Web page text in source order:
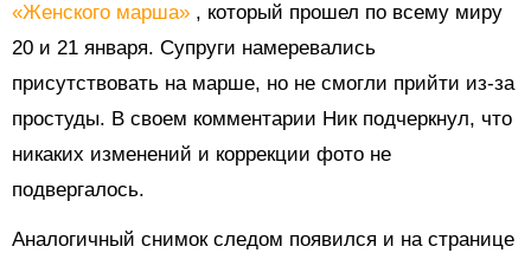
«Женского марша» , который прошел по всему миру
20 и 21 января. Супруги намеревались
присутствовать на марше, но не смогли прийти из-за
простуды. В своем комментарии Ник подчеркнул, что
никаких изменений и коррекции фото не
подвергалось.
Аналогичный снимок следом появился и на странице